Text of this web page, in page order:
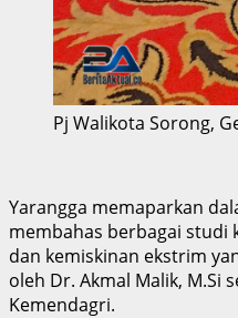
Pj Walikota Sorong,
Yarangga memaparkan
membahas berbagai studi
dan kemiskinan ekstrim
oleh Dr. Akmal Malik, M.Si
Kemendagri.